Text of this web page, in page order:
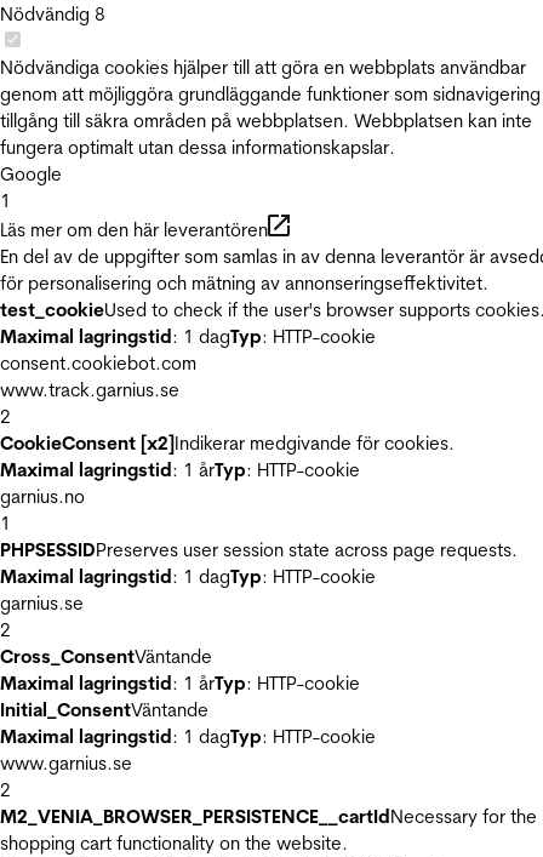
Nödvändig 8
Nödvändiga cookies hjälper till att göra en webbplats användbar
genom att möjliggöra grundläggande funktioner som
tillgång till säkra områden på webbplatsen. Webbplatsen kan inte
fungera optimalt utan dessa informationskapslar.
Google
1
Läs mer om den här leverantören
En del av de uppgifter som samlas in av denna leverantör är
för personalisering och mätning av annonseringseffektivitet.
test_cookieUsed to check if the user's browser supports
Maximal lagringstid: 1 dagTyp: HTTP-cookie
consent.cookiebot.com
www.track.garnius.se
2
CookieConsent [x2]Indikerar medgivande för cookies.
Maximal lagringstid: 1 årTyp: HTTP-cookie
garnius.no
1
PHPSESSIDPreserves user session state across page requests.
Maximal lagringstid: 1 dagTyp: HTTP-cookie
garnius.se
2
Cross_ConsentVäntande
Maximal lagringstid: 1 årTyp: HTTP-cookie
Initial_ConsentVäntande
Maximal lagringstid: 1 dagTyp: HTTP-cookie
www.garnius.se
2
M2_VENIA_BROWSER_PERSISTENCE__cartIdNecessary for the
shopping cart functionality on the website.